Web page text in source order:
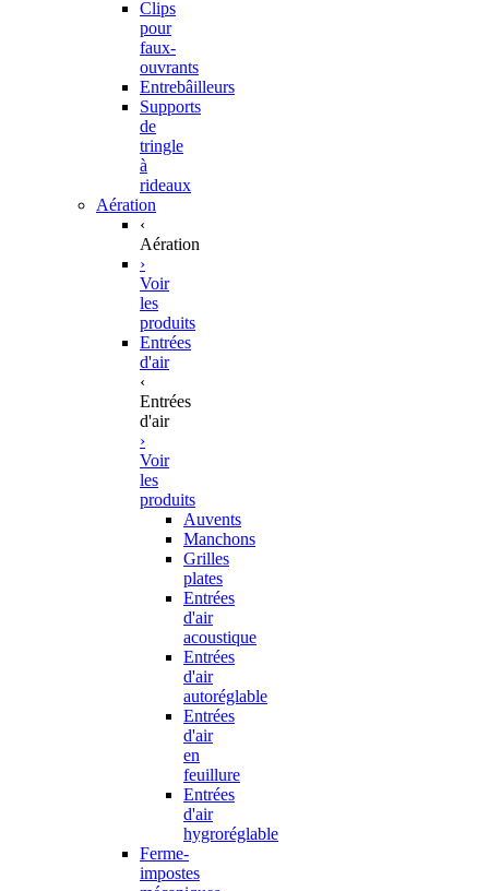
Clips
pour
faux-
ouvrants
Entrebâilleurs
Supports
de
tringle
à
rideaux
Aération
‹
Aération
›
Voir
les
produits
Entrées
d'air
‹
Entrées
d'air
›
Voir
les
produits
Auvents
Manchons
Grilles
plates
Entrées
d'air
acoustique
Entrées
d'air
autoréglable
Entrées
d'air
en
feuillure
Entrées
d'air
hygroréglable
Ferme-
impostes